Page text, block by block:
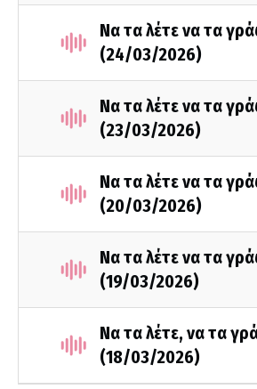
Να τα λέτε να τα
(24/03/2026)
Να τα λέτε να τα
(23/03/2026)
Να τα λέτε να τα
(20/03/2026)
Να τα λέτε να τα
(19/03/2026)
Να τα λέτε, να τα
(18/03/2026)